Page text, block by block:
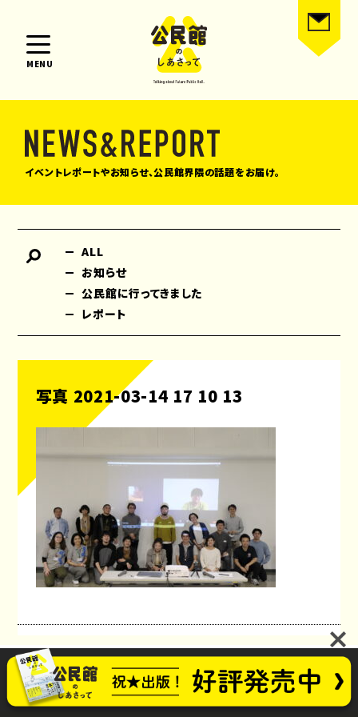
MENU
イベントレポートやお知らせ、公民館界隈の話題をお届け。
ALL
お知らせ
公民館に行ってきました
レポート
写真 2021-03-14 17 10 13
公民館のしあさってプロジェクト お問い合わせ
future_kominkan